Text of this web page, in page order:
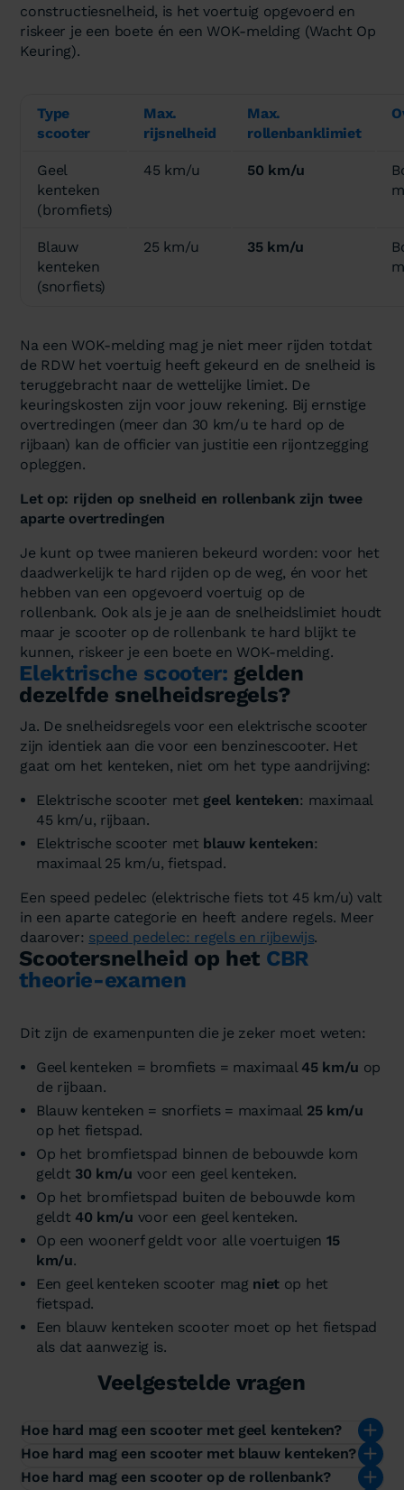
constructiesnelheid, is het voertuig opgevoerd en
riskeer je een boete én een WOK-melding (Wacht Op
Keuring).
Type
scooter
Max.
rijsnelheid
Max.
rollenbanklimiet
Geel
kenteken
(bromfiets)
45 km/u 50 km/u
Blauw
kenteken
(snorfiets)
25 km/u 35 km/u
Na een WOK-melding mag je niet meer rijden totdat
de RDW het voertuig heeft gekeurd en de snelheid is
teruggebracht naar de wettelijke limiet. De
keuringskosten zijn voor jouw rekening. Bij ernstige
overtredingen (meer dan 30 km/u te hard op de
rijbaan) kan de officier van justitie een rijontzegging
opleggen.
Let op: rijden op snelheid en rollenbank zijn twee
aparte overtredingen
Je kunt op twee manieren bekeurd worden: voor het
daadwerkelijk te hard rijden op de weg, én voor het
hebben van een opgevoerd voertuig op de
rollenbank. Ook als je je aan de snelheidslimiet houdt
maar je scooter op de rollenbank te hard blijkt te
kunnen, riskeer je een boete en WOK-melding.
Elektrische scooter: gelden
dezelfde snelheidsregels?
Ja. De snelheidsregels voor een elektrische scooter
zijn identiek aan die voor een benzinescooter. Het
gaat om het kenteken, niet om het type aandrijving:
Elektrische scooter met geel kenteken: maximaal
45 km/u, rijbaan.
Elektrische scooter met blauw kenteken:
maximaal 25 km/u, fietspad.
Een speed pedelec (elektrische fiets tot 45 km/u) valt
in een aparte categorie en heeft andere regels. Meer
daarover: speed pedelec: regels en rijbewijs.
Scootersnelheid op het CBR
theorie-examen
Dit zijn de examenpunten die je zeker moet weten:
Geel kenteken = bromfiets = maximaal 45 km/u op
de rijbaan.
Blauw kenteken = snorfiets = maximaal 25 km/u
op het fietspad.
Op het bromfietspad binnen de bebouwde kom
geldt 30 km/u voor een geel kenteken.
Op het bromfietspad buiten de bebouwde kom
geldt 40 km/u voor een geel kenteken.
Op een woonerf geldt voor alle voertuigen 15
km/u.
Een geel kenteken scooter mag niet op het
fietspad.
Een blauw kenteken scooter moet op het fietspad
als dat aanwezig is.
Veelgestelde vragen
Hoe hard mag een scooter met geel kenteken?
Hoe hard mag een scooter met blauw kenteken?
Hoe hard mag een scooter op de rollenbank?